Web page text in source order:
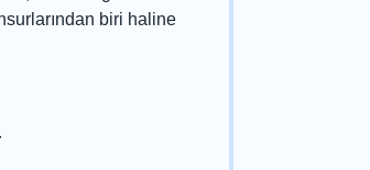
biri haline